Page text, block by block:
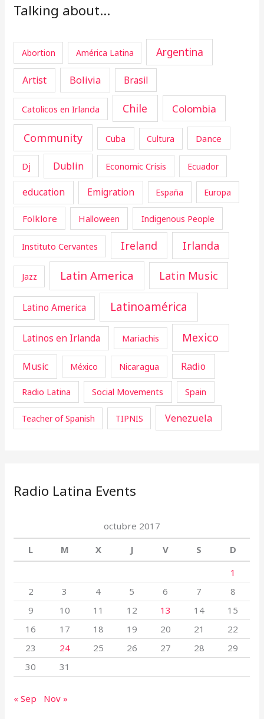
Talking about…
Abortion América Latina Argentina
Artist Bolivia Brasil
Catolicos en Irlanda Chile Colombia
Community Cuba Cultura Dance
Dj Dublin Economic Crisis Ecuador
education Emigration España Europa
Folklore Halloween Indigenous People
Instituto Cervantes Ireland Irlanda
Jazz Latin America Latin Music
Latino America Latinoamérica
Latinos en Irlanda Mariachis Mexico
Music México Nicaragua Radio
Radio Latina Social Movements Spain
Teacher of Spanish TIPNIS Venezuela
Radio Latina Events
octubre 2017
L
M X J V S
D
1
2
3 4 5 6 7
8
9
10 11 12 13 14
15
16
17 18 19 20 21
22
23
24 25 26 27 28
29
30
31
« Sep Nov »